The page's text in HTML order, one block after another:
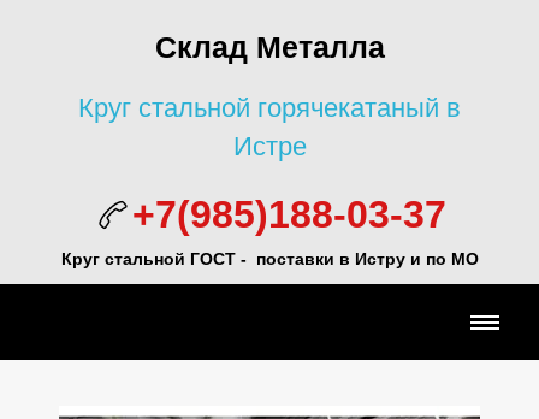
Склад Металла
Круг стальной горячекатаный в
Истре
+7(985)188-03-37
Круг стальной ГОСТ - поставки в Истру и по МО